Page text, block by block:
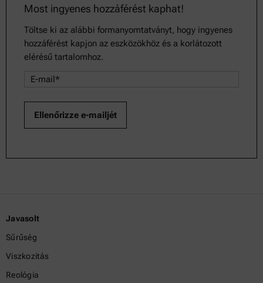
Most ingyenes hozzáférést kaphat!
Töltse ki az alábbi formanyomtatványt, hogy ingyenes
hozzáférést kapjon az eszközökhöz és a korlátozott
elérésű tartalomhoz.
Javasolt
Sűrűség
Viszkozitás
Reológia